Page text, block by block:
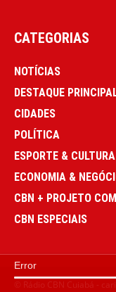
Error
CATEGORIAS
NOTÍCIAS
DESTAQUE
CIDADES
POLÍTICA
ESPORTE & CULTURA
ECONOMIA &
CBN + PROJETO
CBN ESPECIAIS
© Rádio CBN Cuiabá -